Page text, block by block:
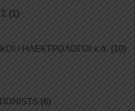
(1)
/ ΗΛΕΚΤΡΟΛΟΓΟΙ κ.ά. (10)
(6)